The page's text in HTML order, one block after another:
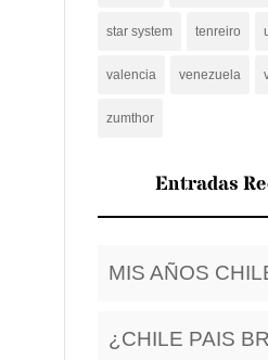
star system tenreiro
valencia venezuela
zumthor
Entradas
MIS AÑOS
¿CHILE PAIS